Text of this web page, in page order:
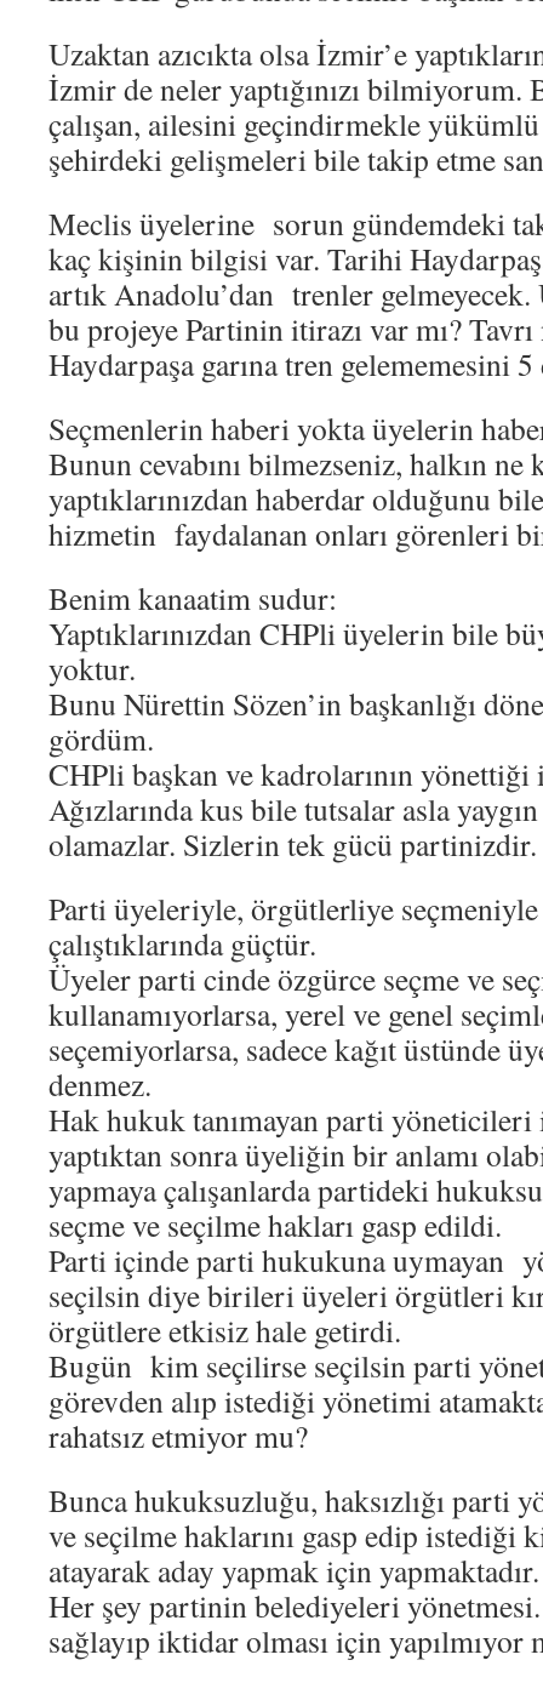
Uzaktan azıcıkta olsa İzmir’e
İzmir de neler yaptığınızı
çalışan, ailesini geçindirmekle yükümlü
şehirdeki gelişmeleri bile takip etme
Meclis üyelerine sorun gündemdeki
kaç kişinin bilgisi var. Tarihi
artık Anadolu’dan trenler
bu projeye Partinin itirazı var mı?
Haydarpaşa garına tren gelememesini
Seçmenlerin haberi yokta üyelerin
Bunun cevabını bilmezseniz, halkın ne
yaptıklarınızdan haberdar olduğunu
hizmetin faydalanan onları görenleri
Benim kanaatim sudur:
Yaptıklarınızdan CHPli üyelerin bile
yoktur.
Bunu Nürettin Sözen’in başkanlığı
gördüm.
CHPli başkan ve kadrolarının
Ağızlarında kus bile tutsalar asla
olamazlar. Sizlerin tek gücü partinizdir.
Parti üyeleriyle, örgütlerliye
çalıştıklarında güçtür.
Üyeler parti cinde özgürce seçme ve
kullanamıyorlarsa, yerel ve genel
seçemiyorlarsa, sadece kağıt üstünde
denmez.
Hak hukuk tanımayan parti
yaptıktan sonra üyeliğin bir anlamı
yapmaya çalışanlarda partideki
seçme ve seçilme hakları gasp edildi.
Parti içinde parti hukukuna uymayan
seçilsin diye birileri üyeleri örgütleri
örgütlere etkisiz hale getirdi.
Bugün kim seçilirse seçilsin parti
görevden alıp istediği yönetimi
rahatsız etmiyor mu?
Bunca hukuksuzluğu, haksızlığı parti
ve seçilme haklarını gasp edip
atayarak aday yapmak için yapmaktadır.
Her şey partinin belediyeleri
sağlayıp iktidar olması için yapılmıyor